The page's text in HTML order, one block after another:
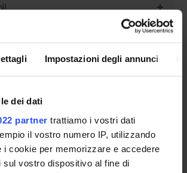
Impostazioni degli annunci
dei dati
partner trattiamo i vostri dati
il vostro numero IP, utilizzando
i cookie per memorizzare e accedere
sul vostro dispositivo al fine di